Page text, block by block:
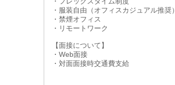
・服装自由（オフィスカジュアル推奨）
・禁煙オフィス
・リモートワーク
【面接について】
・Web面接
・対面面接時交通費支給